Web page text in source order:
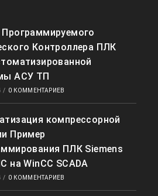
Контроллера ПЛК
АСУ ТП
/ 0 КОММЕНТАРИЕВ
компрессорной
Пример
ПЛК Siemens
на WinCC SCADA
/ 0 КОММЕНТАРИЕВ